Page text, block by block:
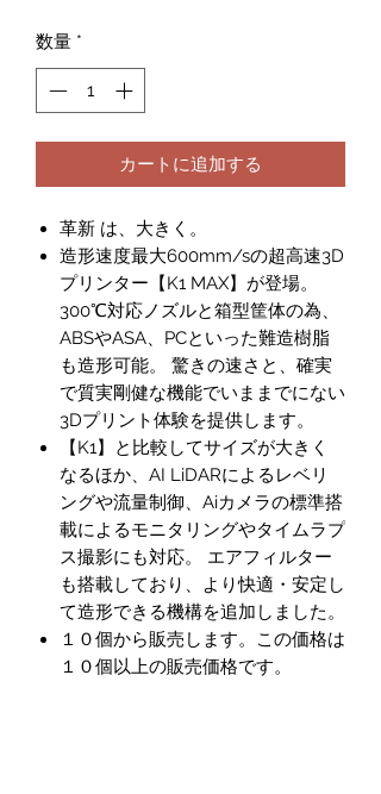
数量 *
カートに追加する
革新 は、大きく。
造形速度最大600mm/sの超高速3D
プリンター【K1 MAX】が登場。
300℃対応ノズルと箱型筐体の為、
ABSやASA、PCといった難造樹脂
も造形可能。 驚きの速さと、確実
で質実剛健な機能でいままでにない
3Dプリント体験を提供します。
【K1】と比較してサイズが大きく
なるほか、AI LiDARによるレベリ
ングや流量制御、Aiカメラの標準搭
載によるモニタリングやタイムラプ
ス撮影にも対応。 エアフィルター
も搭載しており、より快適・安定し
て造形できる機構を追加しました。
１０個から販売します。この価格は
１０個以上の販売価格です。